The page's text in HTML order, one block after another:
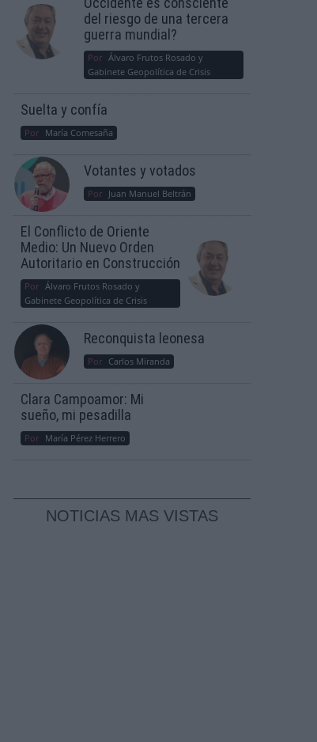
del riesgo de una tercera
guerra mundial?
Por Álvaro Frutos Rosado y
Gabinete Geopolítica de Crisis
Suelta y confía
Por María Comesaña
Votantes y votados
Por Juan Manuel Beltrán
El Conflicto de Oriente
Medio: Un Nuevo Orden
Autoritario en Construcción
Por Álvaro Frutos Rosado y
Gabinete Geopolítica de Crisis
Reconquista leonesa
Por Carlos Miranda
Clara Campoamor: Mi
sueño, mi pesadilla
Por María Pérez Herrero
NOTICIAS MAS VISTAS